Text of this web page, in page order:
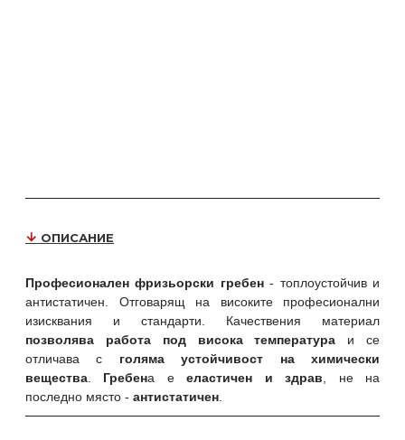
ОПИСАНИЕ
Професионален фризьорски гребен- топлоустойчив и
антистатичен. Отговарящ на високите професионални
изисквания и стандарти. Качествения материал
позволява работа под висока температура и се
отличава с голяма устойчивост на химически
вещества. Гребена ееластичен и здрав, не на
последно място - антистатичен.